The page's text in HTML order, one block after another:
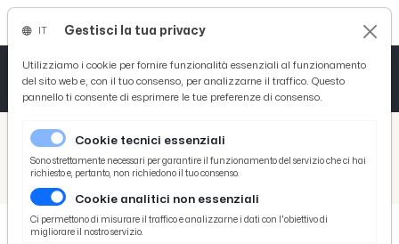
/ Picenotime
/ Sport
/ Lama Skating, titolo regionale ed altre qualificazioni nazionali
Gestisci la tua privacy
Utilizziamo i cookie per fornire funzionalità essenziali al funzionamento
del sito web e, con il tuo consenso, per analizzarne il traffico. Questo
pannello ti consente di esprimere le tue preferenze di consenso.
Cookie tecnici essenziali
Sono strettamente necessari per garantire il funzionamento del servizio che ci hai
richiesto e, pertanto, non richiedono il tuo consenso.
Cookie analitici non essenziali
Ci permettono di misurare il traffico e analizzarne i dati con l'obiettivo di
migliorare il nostro servizio.
Tutto News
Tutto Sport
Basket
Ciclismo
Tutto Curiosità